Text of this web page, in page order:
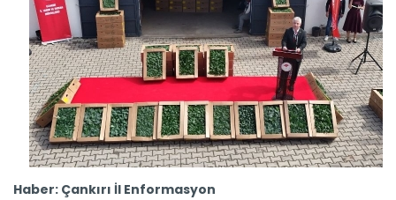
Haber: Çankırı İl Enformasyon